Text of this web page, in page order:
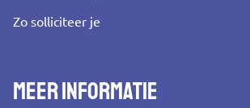
Zo solliciteer je
Meer informatie